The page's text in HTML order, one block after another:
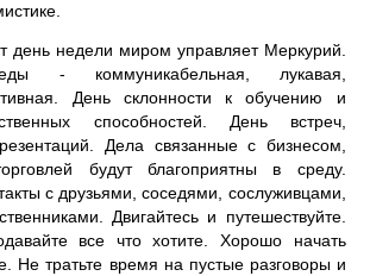
день недели миром управляет Меркурий.
- коммуникабельная, лукавая,
День склонности к обучению и
способностей. День встреч,
Дела связанные с бизнесом,
будут благоприятны в среду.
с друзьями, соседями, сослуживцами,
Двигайтесь и путешествуйте.
все что хотите. Хорошо начать
Не тратьте время на пустые разговоры и